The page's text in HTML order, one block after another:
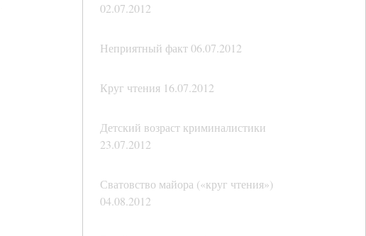
02.07.2012
Неприятный факт 06.07.2012
Круг чтения 16.07.2012
Детский возраст криминалистики
23.07.2012
Сватовство майора («круг чтения»)
04.08.2012